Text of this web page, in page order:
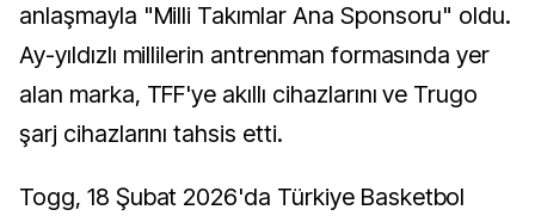
anlaşmayla "Milli Takımlar Ana Sponsoru" oldu.
Ay-yıldızlı millilerin antrenman formasında yer
alan marka, TFF'ye akıllı cihazlarını ve Trugo
şarj cihazlarını tahsis etti.
Togg, 18 Şubat 2026'da Türkiye Basketbol